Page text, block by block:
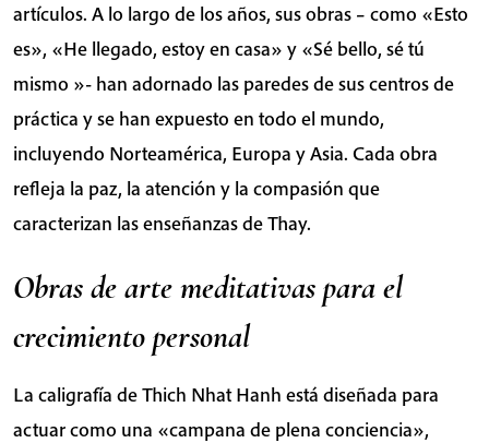
artículos. A lo largo de los años, sus obras – como «Esto
es», «He llegado, estoy en casa» y «Sé bello, sé tú
mismo »- han adornado las paredes de sus centros de
práctica y se han expuesto en todo el mundo,
incluyendo Norteamérica, Europa y Asia. Cada obra
refleja la paz, la atención y la compasión que
caracterizan las enseñanzas de Thay.
Obras de arte meditativas para el
crecimiento personal
La caligrafía de Thich Nhat Hanh está diseñada para
actuar como una «campana de plena conciencia»,